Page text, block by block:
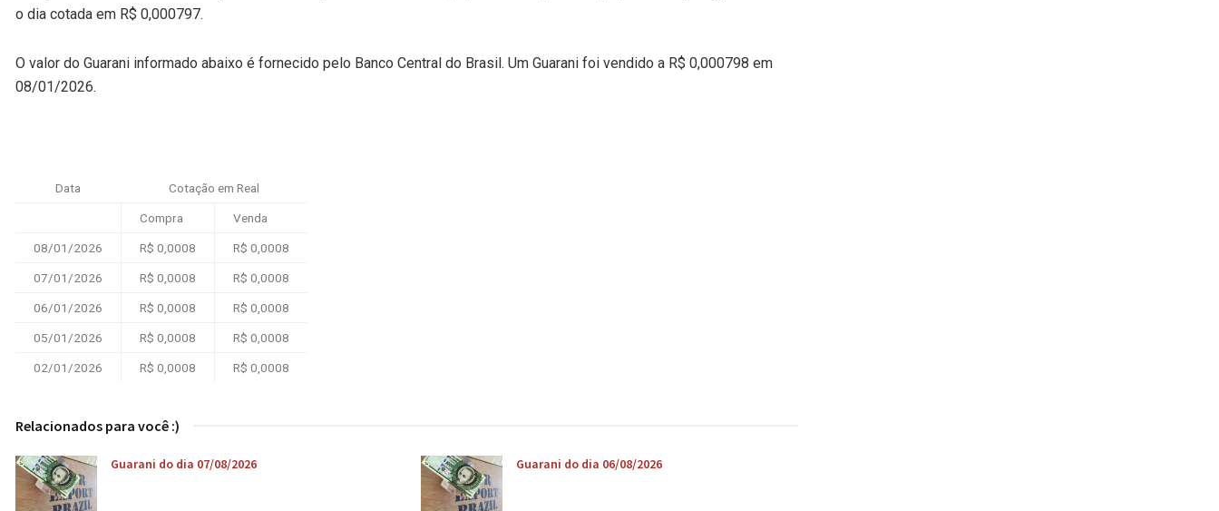
o dia cotada em R$ 0,000797.
O valor do Guarani informado abaixo é fornecido pelo Banco Central do Brasil. Um Guarani foi vendido a R$ 0,000798 em
08/01/2026.
Data Cotação em Real
Compra Venda
08/01/2026 R$ 0,0008 R$ 0,0008
07/01/2026 R$ 0,0008 R$ 0,0008
06/01/2026 R$ 0,0008 R$ 0,0008
05/01/2026 R$ 0,0008 R$ 0,0008
02/01/2026 R$ 0,0008 R$ 0,0008
Relacionados para você :)
Guarani do dia 07/08/2026 Guarani do dia 06/08/2026